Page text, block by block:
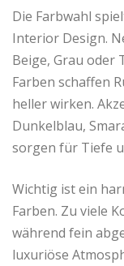
Die Farbwahl
Interior Design.
Beige, Grau oder
Farben schaffen
heller wirken.
Dunkelblau,
sorgen für Tiefe
Wichtig ist ein
Farben. Zu viele
während fein
luxuriöse